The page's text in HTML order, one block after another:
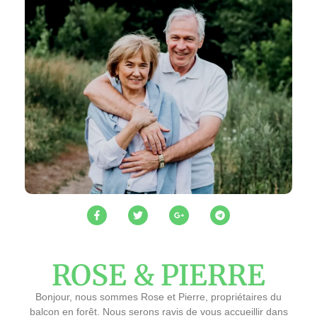
ROSE & PIERRE
Bonjour, nous sommes Rose et Pierre, propriétaires du
balcon en forêt. Nous serons ravis de vous accueillir dans